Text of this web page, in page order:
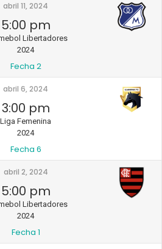
abril 11, 2024
5:00 pm
Libertadores
2024
Fecha 2
abril 6, 2024
3:00 pm
Liga Femenina
2024
Fecha 6
abril 2, 2024
5:00 pm
Libertadores
2024
Fecha 1